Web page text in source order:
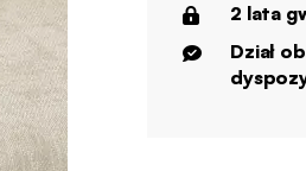
2 lata
Dział